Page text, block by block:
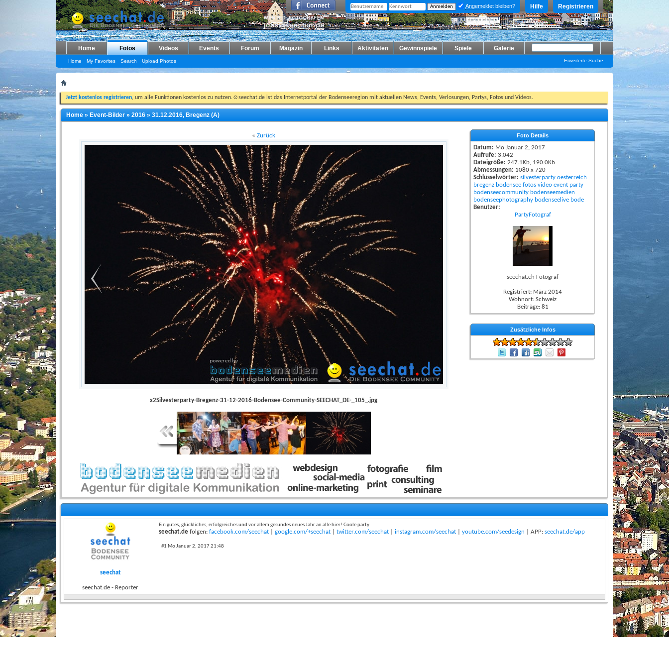
Registrieren
Hilfe
Angemeldet bleiben?
Home Fotos
Home My Favorites Search Upload Photos
Videos Events Forum Magazin Links Aktivitäten Gewinnspiele Spiele Galerie
Erweiterte Suche
Jetzt kostenlos registrieren, um alle Funktionen kostenlos zu nutzen.☺seechat.de ist das Internetportal der Bodenseeregion mit aktuellen News, Events, Verlosungen, Partys, Fotos und Videos.
Home » Event-Bilder » 2016 » 31.12.2016, Bregenz (A)
« Zurück
x2Silvesterparty-Bregenz-31-12-2016-Bodensee-Community-SEECHAT_DE-_105_.jpg
Foto Details
Datum: Mo Januar 2, 2017
Aufrufe: 3,042
Dateigröße: 247.1Kb, 190.0Kb
Abmessungen: 1080 x 720
Schlüsselwörter: silvesterparty oesterreich
bregenz bodensee fotos video event party
bodenseecommunity bodenseemedien
bodenseephotography bodenseelive bode
Benutzer:
PartyFotograf
seechat.ch Fotograf
Registriert: März 2014
Wohnort: Schweiz
Beiträge: 81
Zusätzliche Infos
seechat
seechat.de - Reporter
Ein gutes, glückliches, erfolgreiches und vor allem gesundes neues Jahr an alle hier! Coole party
seechat.de folgen: facebook.com/seechat google.com/+seechat twitter.com/seechat instagram.com/seechat youtube.com/seedesign | APP: seechat.de/app
#1 Mo Januar 2, 2017 21:48